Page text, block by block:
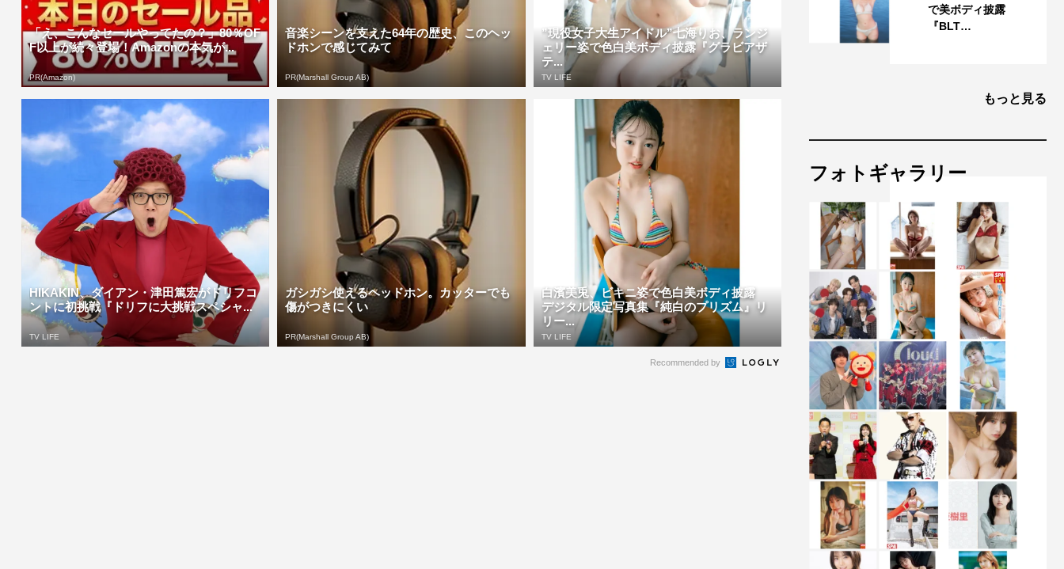
「え、こんなセールやってたの？」80％OF
F以上が続々登場！Amazonの本気が...
PR(Amazon)
音楽シーンを支えた64年の歴史、このヘッ
ドホンで感じてみて
PR(Marshall Group AB)
”現役女子大生アイドル”七海りお、ランジ
ェリー姿で色白美ボディ披露『グラビアザ
テ...
TV LIFE
HIKAKIN、ダイアン・津田篤宏がドリフコ
ントに初挑戦『ドリフに大挑戦スペシャ...
TV LIFE
ガシガシ使えるヘッドホン。カッターでも
傷がつきにくい
PR(Marshall Group AB)
白濱美兎、ビキニ姿で色白美ボディ披露
デジタル限定写真集『純白のプリズム』リ
リー...
TV LIFE
Recommended by
で美ボディ披露
『BLT…
もっと見る
フォトギャラリー